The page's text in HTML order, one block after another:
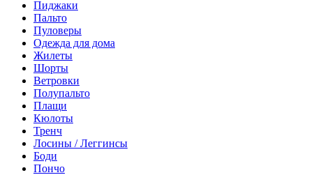
Пиджаки
Пальто
Пуловеры
Одежда для дома
Жилеты
Шорты
Ветровки
Полупальто
Плащи
Кюлоты
Тренч
Лосины / Леггинсы
Боди
Пончо